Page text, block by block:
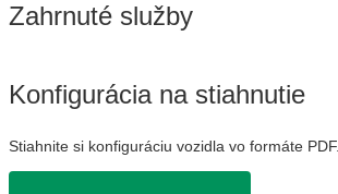
Zahrnuté služby
Konfigurácia na stiahnutie
Stiahnite si konfiguráciu vozidla vo formáte PDF.